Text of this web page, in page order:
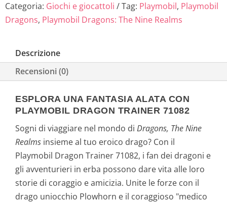
Categoria: Giochi e giocattoli Tag: Playmobil, Playmobil
Dragons, Playmobil Dragons: The Nine Realms
Descrizione
Recensioni (0)
ESPLORA UNA FANTASIA ALATA CON
PLAYMOBIL DRAGON TRAINER 71082
Sogni di viaggiare nel mondo di Dragons, The Nine
Realms insieme al tuo eroico drago? Con il
Playmobil Dragon Trainer 71082, i fan dei dragoni e
gli avventurieri in erba possono dare vita alle loro
storie di coraggio e amicizia. Unite le forze con il
drago uniocchio Plowhorn e il coraggioso "medico